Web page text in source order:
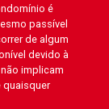
é
passível
de algum
devido à
implicam
quaisquer